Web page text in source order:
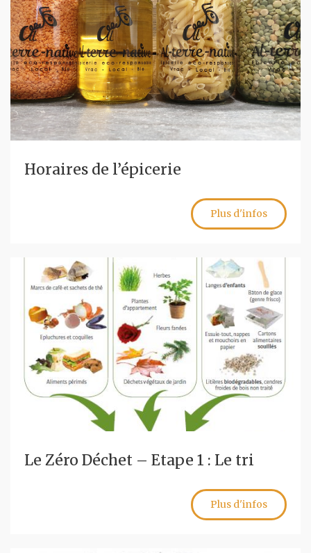
Horaires de l’épicerie
Plus d'infos
Le Zéro Déchet – Etape 1 : Le tri
Plus d'infos